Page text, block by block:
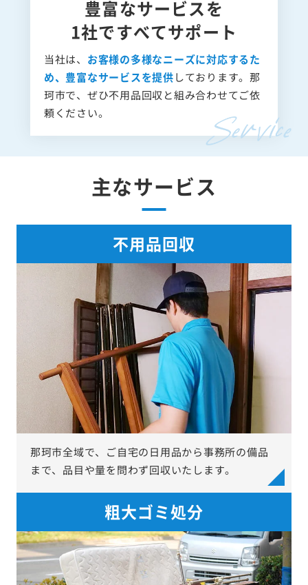
豊富なサービスを
1社ですべてサポート
当社は、 お客様の多様なニーズに対応するた
め、豊富なサービスを提供しております。那
珂市で、ぜひ不用品回収と組み合わせてご依
頼ください。
主なサービス
不用品回収
那珂市全域で、ご自宅の日用品から事務所の備品
まで、品目や量を問わず回収いたします。
粗大ゴミ処分